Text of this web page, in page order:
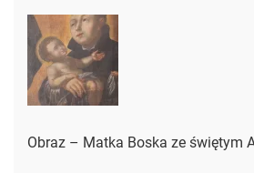
Obraz – Matka Boska ze świętym